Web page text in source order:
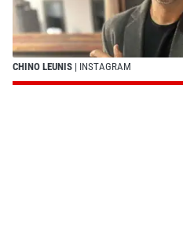
CHINO LEUNIS | INSTAGRAM